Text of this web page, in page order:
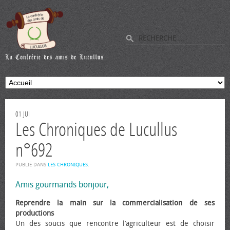
01 JUI
Les Chroniques de Lucullus
n°692
PUBLIÉ DANS LES CHRONIQUES.
Amis gourmands bonjour,
Reprendre la main sur la commercialisation de ses
productions
Un des soucis que rencontre l’agriculteur est de choisir